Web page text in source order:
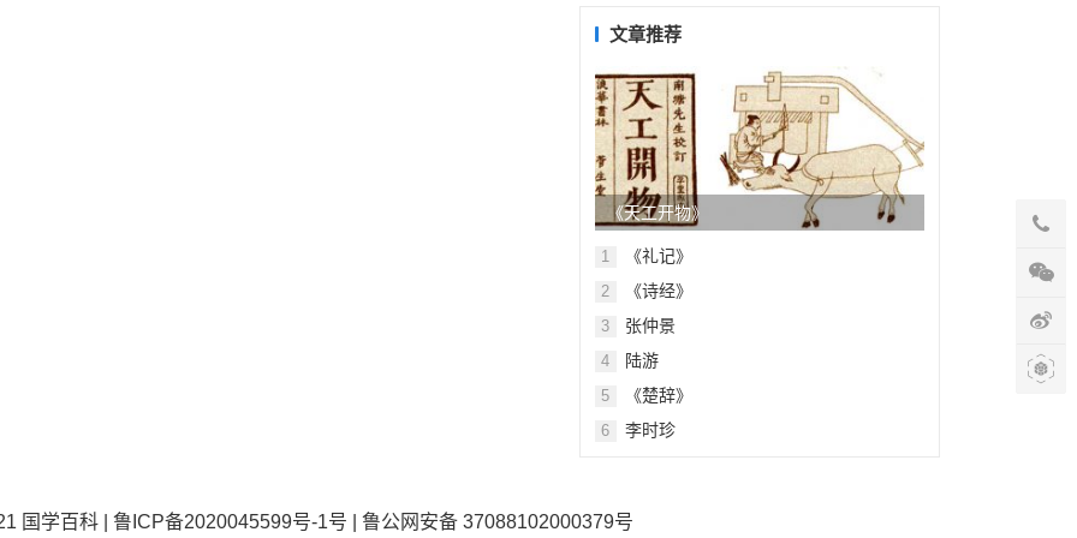
录文章推荐
《天工开物》
1 《礼记》
2 《诗经》
3 张仲景
4 陆游
5 《楚辞》
6 李时珍
国学百科 鲁ICP备2020045599号-1号 鲁公网安备 37088102000379号